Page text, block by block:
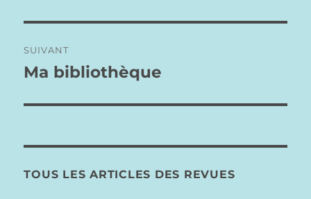
SUIVANT
Publication
Ma bibliothèque
TOUS LES ARTICLES DES REVUES